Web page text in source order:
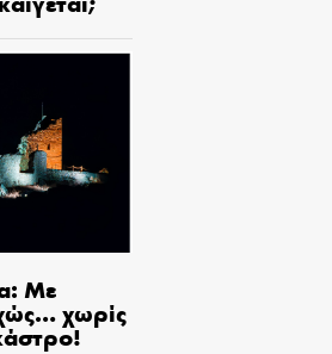
Με
χωρίς